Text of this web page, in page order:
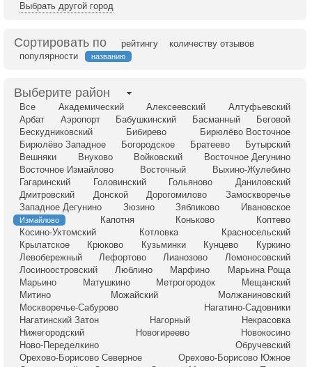
Выбрать другой город
Сортировать по рейтингу
количеству отзывов
популярности
названию
Выберите район
Все Академический Алексеевский
Алтуфьевский
Арбат
Аэропорт Бабушкинский Басманный
Беговой
Бескудниковский
Бибирево
Бирюлёво Восточное
Бирюлёво Западное
Богородское Братеево
Бутырский
Вешняки
Внуково Войковский
Восточное Дегунино
Восточное Измайлово
Восточный
Выхино-Жулебино
Гагаринский
Головинский Гольяново
Даниловский
Дмитровский
Донской Дорогомилово
Замоскворечье
Западное Дегунино
Зюзино Зябликово Ивановское
Измайлово Капотня Коньково
Коптево
Косино-Ухтомский
Котловка
Красносельский
Крылатское
Крюково Кузьминки Кунцево
Куркино
Левобережный
Лефортово Лианозово
Ломоносовский
Лосиноостровский
Люблино Марфино
Марьина Роща
Марьино
Матушкино Метрогородок
Мещанский
Митино
Можайский
Молжаниновский
Москворечье-Сабурово
Нагатино-Садовники
Нагатинский Затон
Нагорный
Некрасовка
Нижегородский
Новогиреево
Новокосино
Ново-Переделкино
Обручевский
Орехово-Борисово Северное
Орехово-Борисово Южное